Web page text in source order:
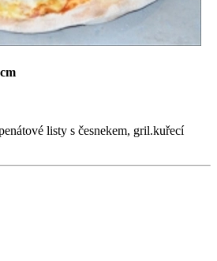
listy s česnekem, gril.kuřecí